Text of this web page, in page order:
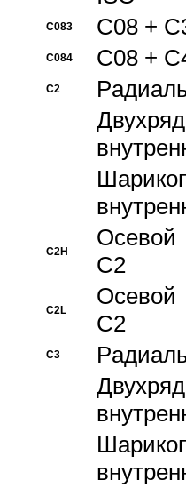
C083 C08 +
C084 C08 +
C2
C2H
Осевой
C2
C2L
Осевой
C2
C3